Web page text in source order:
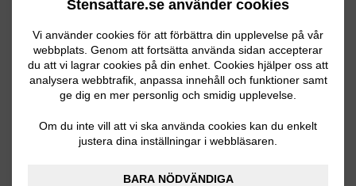
Stensattare.se använder cookies
Vi använder cookies för att förbättra din upplevelse på vår
webbplats. Genom att fortsätta använda sidan accepterar
du att vi lagrar cookies på din enhet. Cookies hjälper oss att
analysera webbtrafik, anpassa innehåll och funktioner samt
ge dig en mer personlig och smidig upplevelse.
Om du inte vill att vi ska använda cookies kan du enkelt
justera dina inställningar i webbläsaren.
BARA NÖDVÄNDIGA
marksten lagt. Det finns även en liten
stuga på gården.
Skellefteå 04.27.2026 14:26
Stensättning / Marksten
Stensättning på en gårdsplan, ca 350